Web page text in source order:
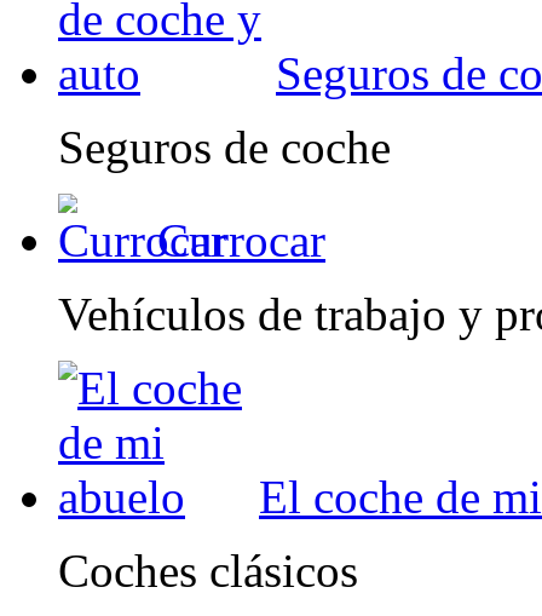
Seguros de
Seguros de coche
Currocar
Vehículos de trabajo y
El coche de
Coches clásicos